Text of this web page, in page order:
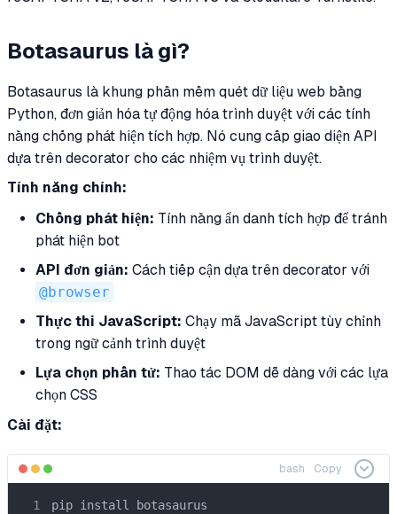
Botasaurus là gì?
Botasaurus là khung phần mềm quét dữ liệu web bằng
Python, đơn giản hóa tự động hóa trình duyệt với các tính
năng chống phát hiện tích hợp. Nó cung cấp giao diện API
dựa trên decorator cho các nhiệm vụ trình duyệt.
Tính năng chính:
Chống phát hiện: Tính năng ẩn danh tích hợp để tránh
phát hiện bot
API đơn giản: Cách tiếp cận dựa trên decorator với
@browser
Thực thi JavaScript: Chạy mã JavaScript tùy chỉnh
trong ngữ cảnh trình duyệt
Lựa chọn phần tử: Thao tác DOM dễ dàng với các lựa
chọn CSS
Cài đặt:
bash Copy
pip install botasaurus